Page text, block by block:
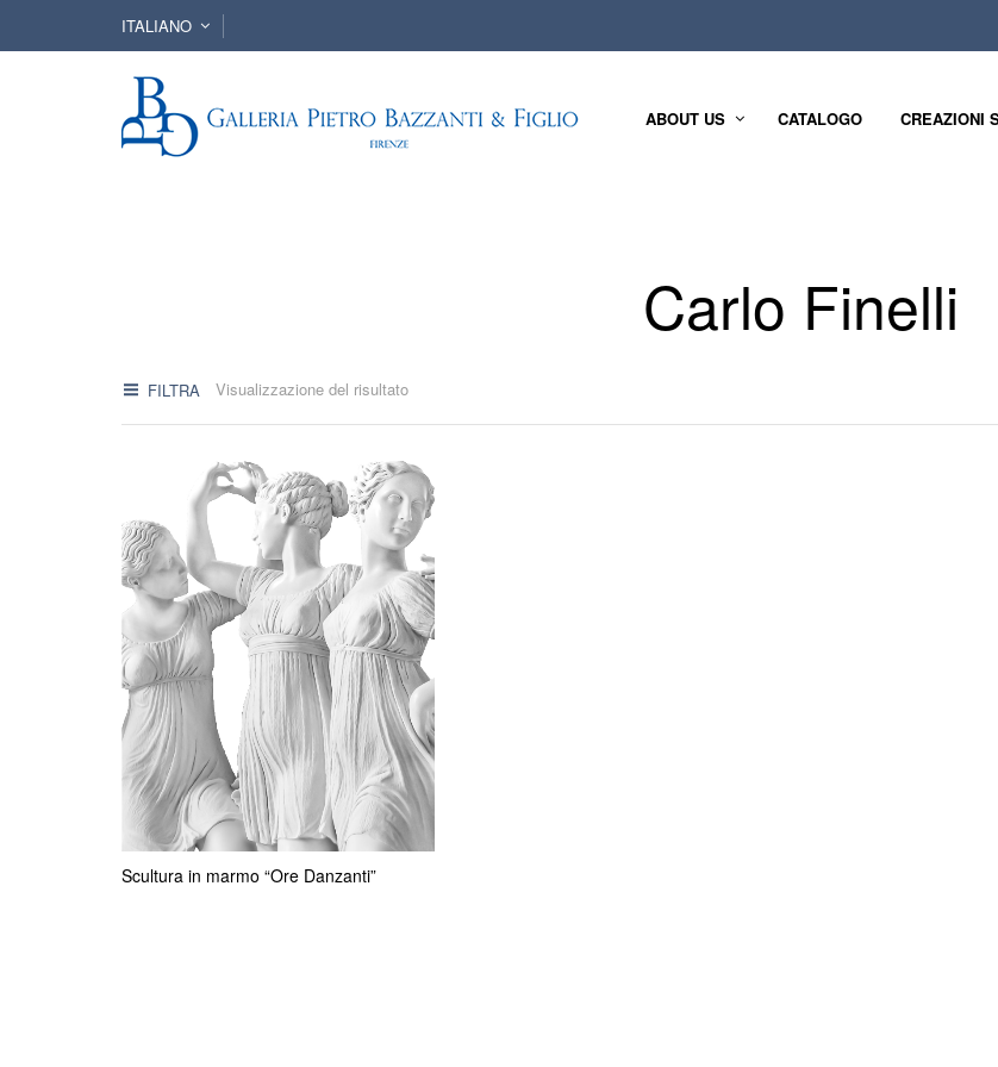
ITALIANO
ABOUT US CATALOGO CREAZIONI
Carlo Finelli
FILTRA Visualizzazione del risultato
Scultura in marmo “Ore Danzanti”